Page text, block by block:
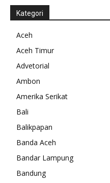
Kategori
Aceh
Aceh Timur
Advetorial
Ambon
Amerika Serikat
Bali
Balikpapan
Banda Aceh
Bandar Lampung
Bandung